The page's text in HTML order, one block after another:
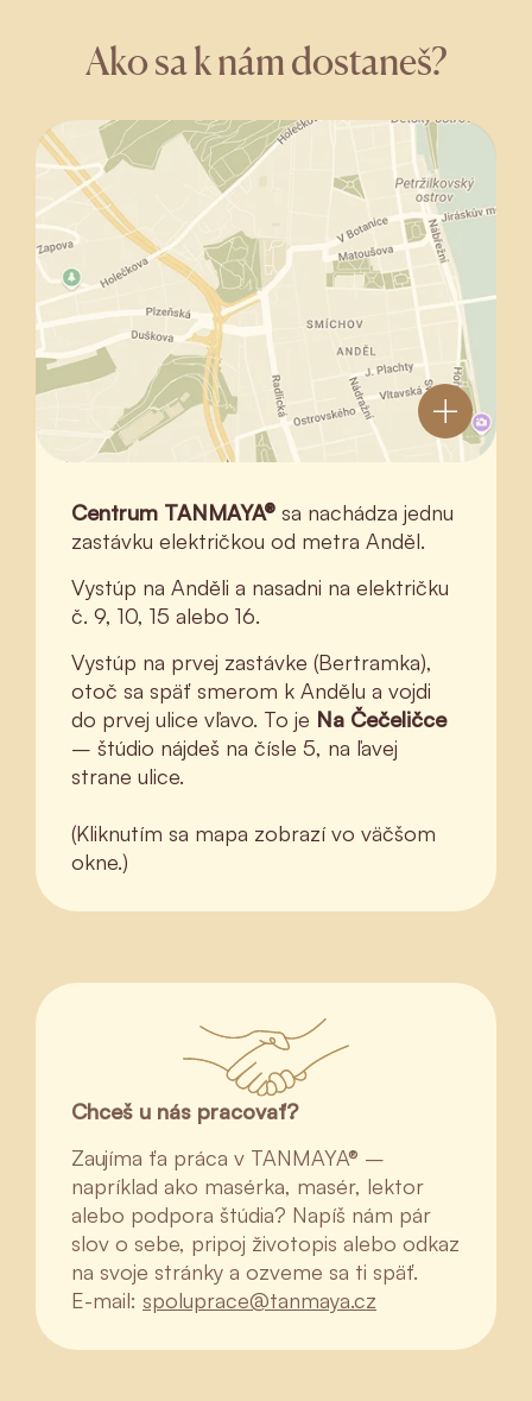
Ako sa k nám dostaneš?
Centrum TANMAYA® sa nachádza jednu
zastávku električkou od metra Anděl.
Vystúp na Anděli a nasadni na električku
č. 9, 10, 15 alebo 16.
Vystúp na prvej zastávke (Bertramka),
otoč sa späť smerom k Andělu a vojdi
do prvej ulice vľavo. To je Na Čečeličce
– štúdio nájdeš na čísle 5, na ľavej
strane ulice.
(Kliknutím sa mapa zobrazí vo väčšom
okne.)
Chceš u nás pracovať?
Zaujíma ťa práca v TANMAYA® –
napríklad ako masérka, masér, lektor
alebo podpora štúdia? Napíš nám pár
slov o sebe, pripoj životopis alebo odkaz
na svoje stránky a ozveme sa ti späť.
E-mail: spoluprace@tanmaya.cz